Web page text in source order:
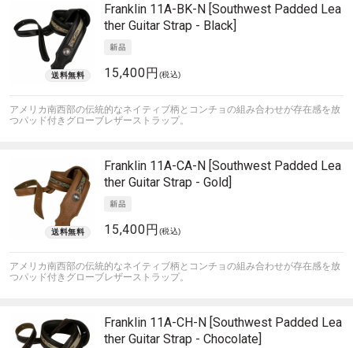
Franklin 11A-BK-N [Southwest Padded Lea
ther Guitar Strap - Black]
15,400円 (税込)
アメリカ南西部の伝統的なネイティブ柄とコンチョの組み合わせが存在感を放
つパッド付きグローブレザーストラップ。
Franklin 11A-CA-N [Southwest Padded Lea
ther Guitar Strap - Gold]
15,400円 (税込)
アメリカ南西部の伝統的なネイティブ柄とコンチョの組み合わせが存在感を放
つパッド付きグローブレザーストラップ。
Franklin 11A-CH-N [Southwest Padded Lea
ther Guitar Strap - Chocolate]